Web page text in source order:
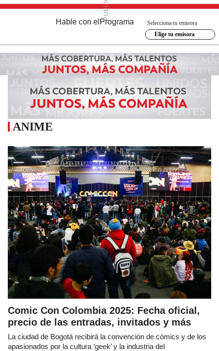
Hable con el Programa
Selecciona tu emisora
Elige tu emisora
ANIME
Comic Con Colombia 2025: Fecha oficial,
precio de las entradas, invitados y más
La ciudad de Bogotá recibirá la convención de cómics y de los
apasionados por la cultura ‘geek’ y la industria del